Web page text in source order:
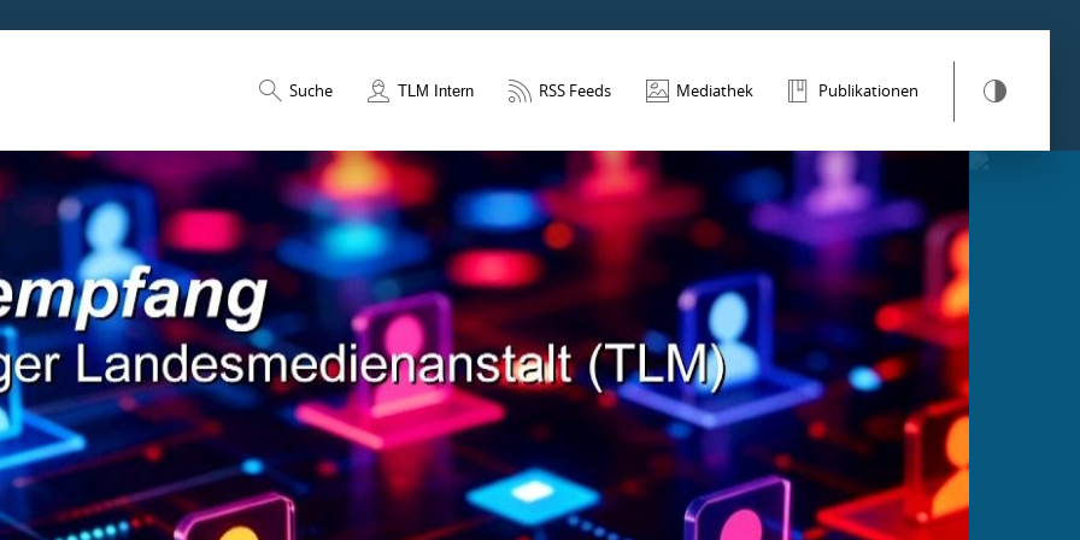
Suche TLM Intern RSS Feeds Mediathek Publikationen